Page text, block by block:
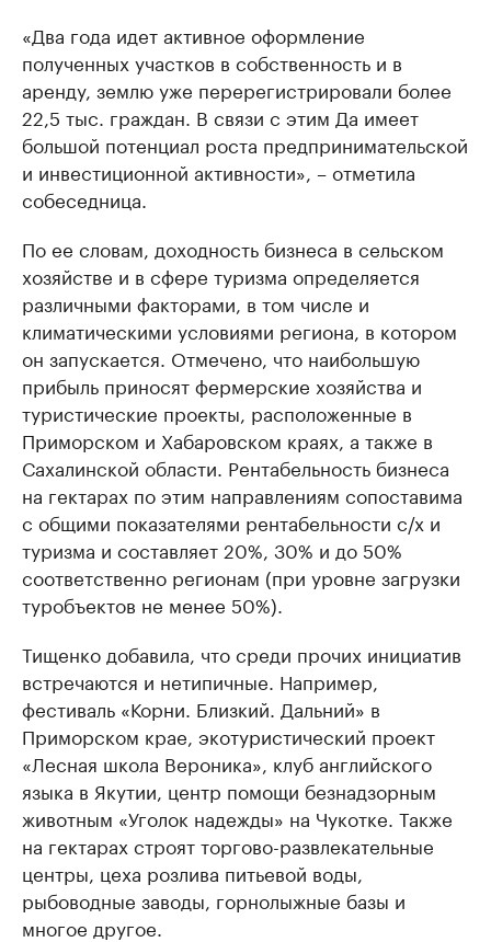
«Два года идет активное оформление
полученных участков в собственность и в
аренду, землю уже перерегистрировали более
22,5 тыс. граждан. В связи с этим Да имеет
большой потенциал роста предпринимательской
и инвестиционной активности», – отметила
собеседница.
По ее словам, доходность бизнеса в сельском
хозяйстве и в сфере туризма определяется
различными факторами, в том числе и
климатическими условиями региона, в котором
он запускается. Отмечено, что наибольшую
прибыль приносят фермерские хозяйства и
туристические проекты, расположенные в
Приморском и Хабаровском краях, а также в
Сахалинской области. Рентабельность бизнеса
на гектарах по этим направлениям сопоставима
с общими показателями рентабельности с/х и
туризма и составляет 20%, 30% и до 50%
соответственно регионам (при уровне загрузки
туробъектов не менее 50%).
Тищенко добавила, что среди прочих инициатив
встречаются и нетипичные. Например,
фестиваль «Корни. Близкий. Дальний» в
Приморском крае, экотуристический проект
«Лесная школа Вероника», клуб английского
языка в Якутии, центр помощи безнадзорным
животным «Уголок надежды» на Чукотке. Также
на гектарах строят торгово-развлекательные
центры, цеха розлива питьевой воды,
рыбоводные заводы, горнолыжные базы и
многое другое.